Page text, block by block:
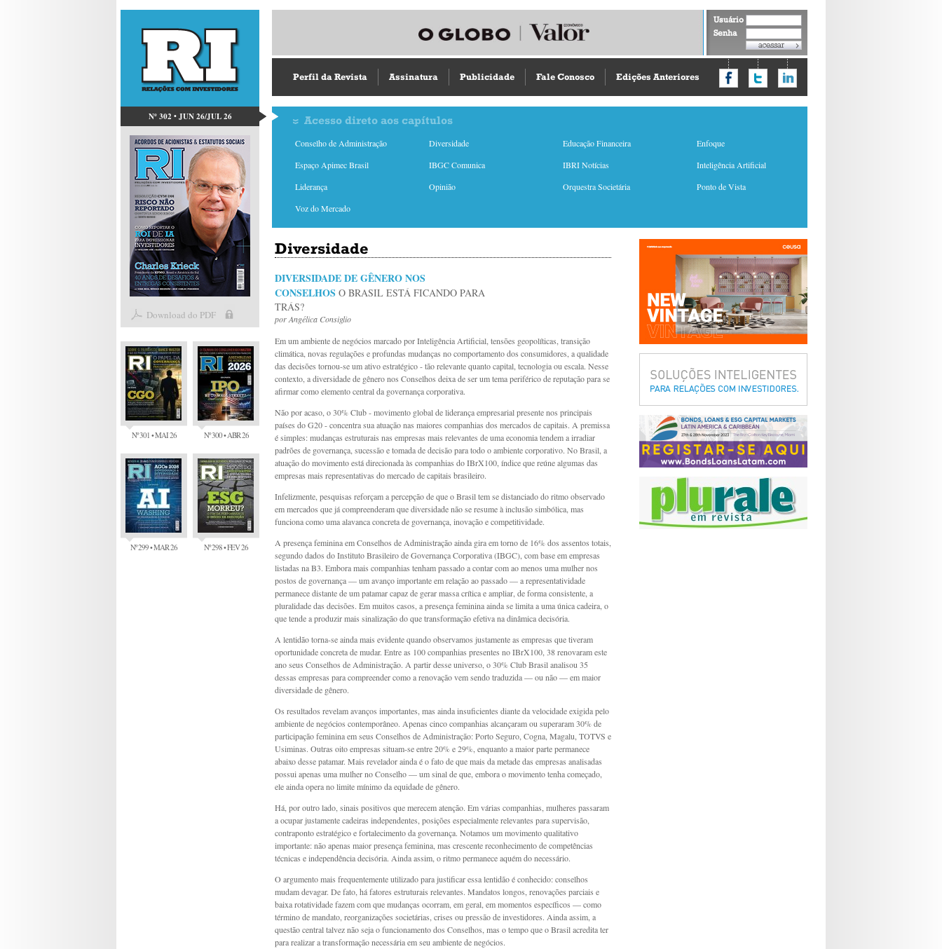
Nº 302 • JUN 26/JUL 26
Download do PDF
Nº 301 • MAI 26 Nº 300 • ABR 26
Nº 299 • MAR 26 Nº 298 • FEV 26
Usuário
Senha
Perfil da Revista Assinatura Publicidade Fale Conosco Edições Anteriores
Acesso direto aos capítulos
Conselho de Administração Diversidade Educação Financeira
Enfoque
Espaço Apimec Brasil
IBGC Comunica IBRI Notícias
Inteligência Artificial
Liderança
Opinião Orquestra Societária
Ponto de Vista
Voz do Mercado
Diversidade
DIVERSIDADE DE GÊNERO NOS
CONSELHOS O BRASIL ESTÁ FICANDO PARA
TRÁS?
porAngélica Consiglio
Em um ambiente de negócios marcado por Inteligência Artificial, tensões geopolíticas, transição
climática, novas regulações e profundas mudanças no comportamento dos consumidores, a qualidade
das decisões tornou-se um ativo estratégico - tão relevante quanto capital, tecnologia ou escala. Nesse
contexto, a diversidade de gênero nos Conselhos deixa de ser um tema periférico de reputação para se
afirmar como elemento central da governança corporativa.
Não por acaso, o 30% Club - movimento global de liderança empresarial presente nos principais
países do G20 - concentra sua atuação nas maiores companhias dos mercados de capitais. A premissa
é simples: mudanças estruturais nas empresas mais relevantes de uma economia tendem a irradiar
padrões de governança, sucessão e tomada de decisão para todo o ambiente corporativo. No Brasil, a
atuação do movimento está direcionada às companhias do IBrX100, índice que reúne algumas das
empresas mais representativas do mercado de capitais brasileiro.
Infelizmente, pesquisas reforçam a percepção de que o Brasil tem se distanciado do ritmo observado
em mercados que já compreenderam que diversidade não se resume à inclusão simbólica, mas
funciona como uma alavanca concreta de governança, inovação e competitividade.
A presença feminina em Conselhos de Administração ainda gira em torno de 16% dos assentos totais,
segundo dados do Instituto Brasileiro de Governança Corporativa (IBGC), com base em empresas
listadas na B3. Embora mais companhias tenham passado a contar com ao menos uma mulher nos
postos de governança — um avanço importante em relação ao passado — a representatividade
permanece distante de um patamar capaz de gerar massa crítica e ampliar, de forma consistente, a
pluralidade das decisões. Em muitos casos, a presença feminina ainda se limita a uma única cadeira, o
que tende a produzir mais sinalização do que transformação efetiva na dinâmica decisória.
A lentidão torna-se ainda mais evidente quando observamos justamente as empresas que tiveram
oportunidade concreta de mudar. Entre as 100 companhias presentes no IBrX100, 38 renovaram este
ano seus Conselhos de Administração. A partir desse universo, o 30% Club Brasil analisou 35
dessas empresas para compreender como a renovação vem sendo traduzida — ou não — em maior
diversidade de gênero.
Os resultados revelam avanços importantes, mas ainda insuficientes diante da velocidade exigida pelo
ambiente de negócios contemporâneo. Apenas cinco companhias alcançaram ou superaram 30% de
participação feminina em seus Conselhos de Administração: Porto Seguro, Cogna, Magalu, TOTVS e
Usiminas. Outras oito empresas situam-se entre 20% e 29%, enquanto a maior parte permanece
abaixo desse patamar. Mais revelador ainda é o fato de que mais da metade das empresas analisadas
possui apenas uma mulher no Conselho — um sinal de que, embora o movimento tenha começado,
ele ainda opera no limite mínimo da equidade de gênero.
Há, por outro lado, sinais positivos que merecem atenção. Em várias companhias, mulheres passaram
a ocupar justamente cadeiras independentes, posições especialmente relevantes para supervisão,
contraponto estratégico e fortalecimento da governança. Notamos um movimento qualitativo
importante: não apenas maior presença feminina, mas crescente reconhecimento de competências
técnicas e independência decisória. Ainda assim, o ritmo permanece aquém do necessário.
O argumento mais frequentemente utilizado para justificar essa lentidão é conhecido: conselhos
mudam devagar. De fato, há fatores estruturais relevantes. Mandatos longos, renovações parciais e
baixa rotatividade fazem com que mudanças ocorram, em geral, em momentos específicos — como
término de mandato, reorganizações societárias, crises ou pressão de investidores. Ainda assim, a
questão central talvez não seja o funcionamento dos Conselhos, mas o tempo que o Brasil acredita ter
para realizar a transformação necessária em seu ambiente de negócios.